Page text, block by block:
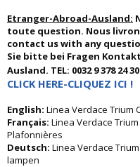
Etranger-Abroad-Ausland:
toute question. Nous
contact us with any
Sie bitte bei Fragen
Ausland. TEL: 0032 9 378 24
CLICK HERE-CLIQUEZ ICI !
English: Linea Verdace Trium
Français: Linea Verdace
Plafonnières
Deutsch: Linea Verdace
lampen